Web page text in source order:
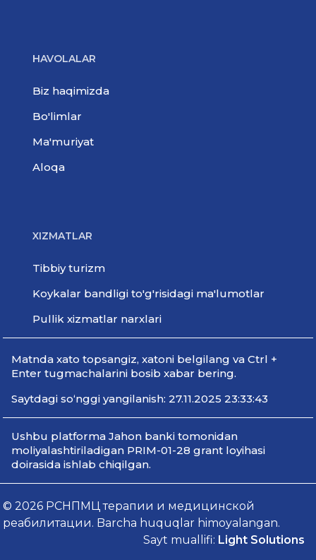
HAVOLALAR
Biz haqimizda
Bo'limlar
Ma'muriyat
Aloqa
XIZMATLAR
Tibbiy turizm
Koykalar bandligi to'g'risidagi ma'lumotlar
Pullik xizmatlar narxlari
Мatnda xato topsangiz, xatoni belgilang va Ctrl +
Enter tugmachalarini bosib xabar bering.
Saytdagi so‘nggi yangilanish: 27.11.2025 23:33:43
Ushbu platforma Jahon banki tomonidan
moliyalashtiriladigan PRIM-01-28 grant loyihasi
doirasida ishlab chiqilgan.
© 2026 РСНПМЦ терапии и медицинской
реабилитации. Barcha huquqlar himoyalangan.
Sayt muallifi: Light Solutions